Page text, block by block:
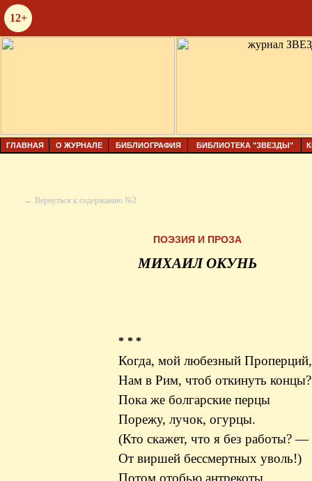
12+
ГЛАВНАЯ О ЖУРНАЛЕ БИБЛИОГРАФИЯ БИБЛИОТЕКА "ЗВЕЗДЫ"
← Вернуться к содержанию №2
ПОЭЗИЯ И ПРОЗА
МИХАИЛ ОКУНЬ
* * *
Когда, мой любезный Проперций,
Нам в Рим, чтоб откинуть
Пока же болгарские перцы
Порежу, лучок, огурцы.
(Кто скажет, что я без работы? —
От виршей бессмертных уволь!)
Потом отобью антрекоты,